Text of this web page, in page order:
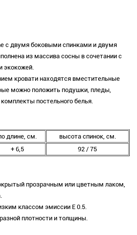
с двумя боковыми спинками и двумя
из массива сосны в сочетании с
экокожей.
кровати находятся вместительные
можно положить подушки, пледы,
постельного белья.
длине, см.
высота спинок, см.
+ 6,5 92 / 75
прозрачным или цветным лаком,
классом эмиссии Е 0.5.
плотности и толщины.